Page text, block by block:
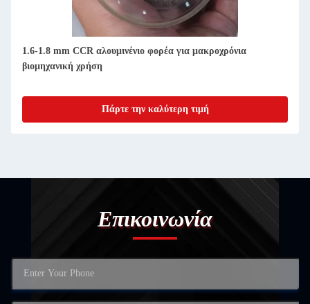
1.6-1.8 mm CCR αλουμινένιο φορέα για μακροχρόνια
βιομηχανική χρήση
Πάρτε την καλύτερη τιμή
Επικοινωνία